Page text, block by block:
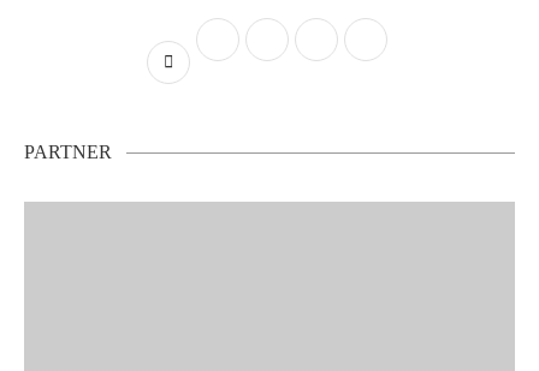
PARTNER